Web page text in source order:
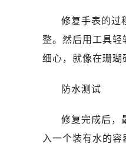
修复手表的过
整。然后用工具轻
细心，就像在珊瑚
防水测试
修复完成后，
入一个装有水的